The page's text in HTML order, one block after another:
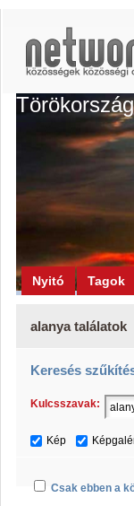
Nyitó Tagok
alanya találatok
Keresés
Kulcsszavak:
Kép
Csak ebben a